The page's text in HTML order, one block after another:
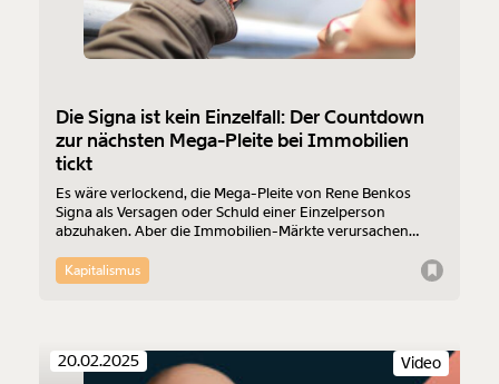
Die Signa ist kein Einzelfall: Der Countdown
zur nächsten Mega-Pleite bei Immobilien
tickt
Es wäre verlockend, die Mega-Pleite von Rene Benkos
Signa als Versagen oder Schuld einer Einzelperson
abzuhaken. Aber die Immobilien-Märkte verursachen
Dagegen kann man etwas tun. Leonhard Dobusch
analysiert.
Kapitalismus
Video
20.02.2025